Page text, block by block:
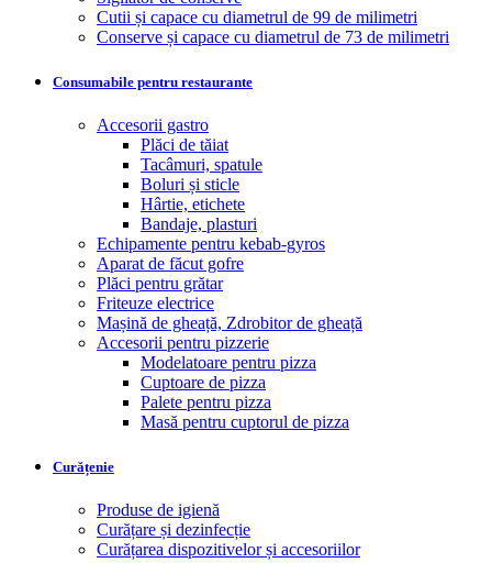
Cutii și capace cu diametrul de 99 de milimetri
Conserve și capace cu diametrul de 73 de milimetri
Consumabile pentru restaurante
Accesorii gastro
Plăci de tăiat
Tacâmuri, spatule
Boluri și sticle
Hârtie, etichete
Bandaje, plasturi
Echipamente pentru kebab-gyros
Aparat de făcut gofre
Plăci pentru grătar
Friteuze electrice
Mașină de gheață, Zdrobitor de gheață
Accesorii pentru pizzerie
Modelatoare pentru pizza
Cuptoare de pizza
Palete pentru pizza
Masă pentru cuptorul de pizza
Curățenie
Produse de igienă
Curățare și dezinfecție
Curățarea dispozitivelor și accesoriilor